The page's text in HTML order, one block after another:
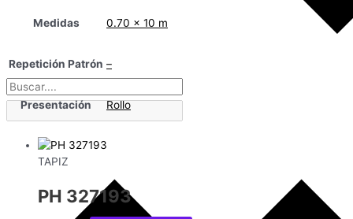
Medidas 0.70 x 10 m
Repetición Patrón –
Presentación Rollo
TAPIZ
PH 327193